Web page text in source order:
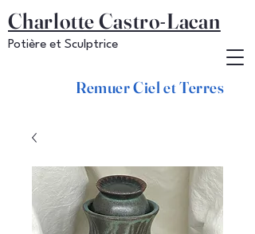
Remuer Ciel et Terres
Potière et Sculptrice
Charlotte Castro-Lacan